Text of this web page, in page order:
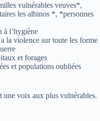
vulnérables veuves*,
les albinos *, *personnes
à l’hygiène
la violence sur toute les forme
et forages
et populations oubliées
une voix aux plus vulnérables.